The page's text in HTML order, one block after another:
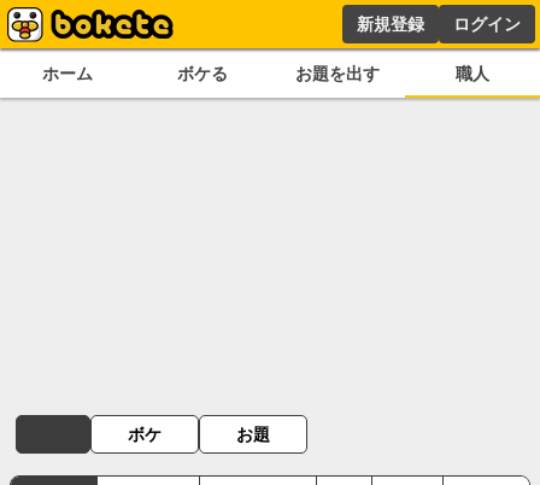
新規登録 ログイン
ホーム ボケる お題を出す 職人
ボケ お題